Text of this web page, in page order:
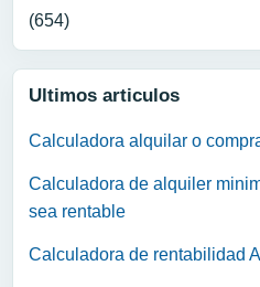
(654)
Ultimos articulos
Calculadora alquilar o
Calculadora de alquiler
sea rentable
Calculadora de rentabilidad